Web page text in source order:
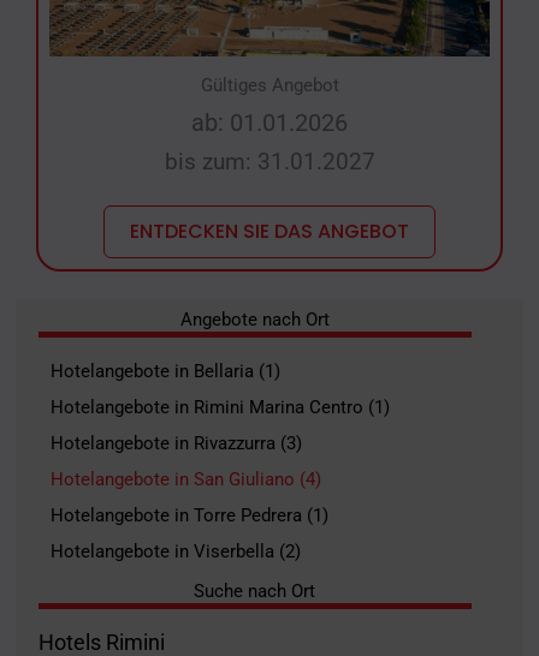
Gültiges Angebot
ab: 01.01.2026
bis zum: 31.01.2027
ENTDECKEN SIE DAS ANGEBOT
Angebote nach Ort
Hotelangebote in Bellaria (1)
Hotelangebote in Rimini Marina Centro (1)
Hotelangebote in Rivazzurra (3)
Hotelangebote in San Giuliano (4)
Hotelangebote in Torre Pedrera (1)
Hotelangebote in Viserbella (2)
Suche nach Ort
Hotels Rimini